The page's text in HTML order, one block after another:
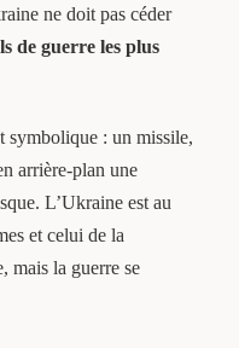
ne doit pas céder
de guerre les plus
symbolique : un missile,
arrière-plan une
L’Ukraine est au
et celui de la
mais la guerre se